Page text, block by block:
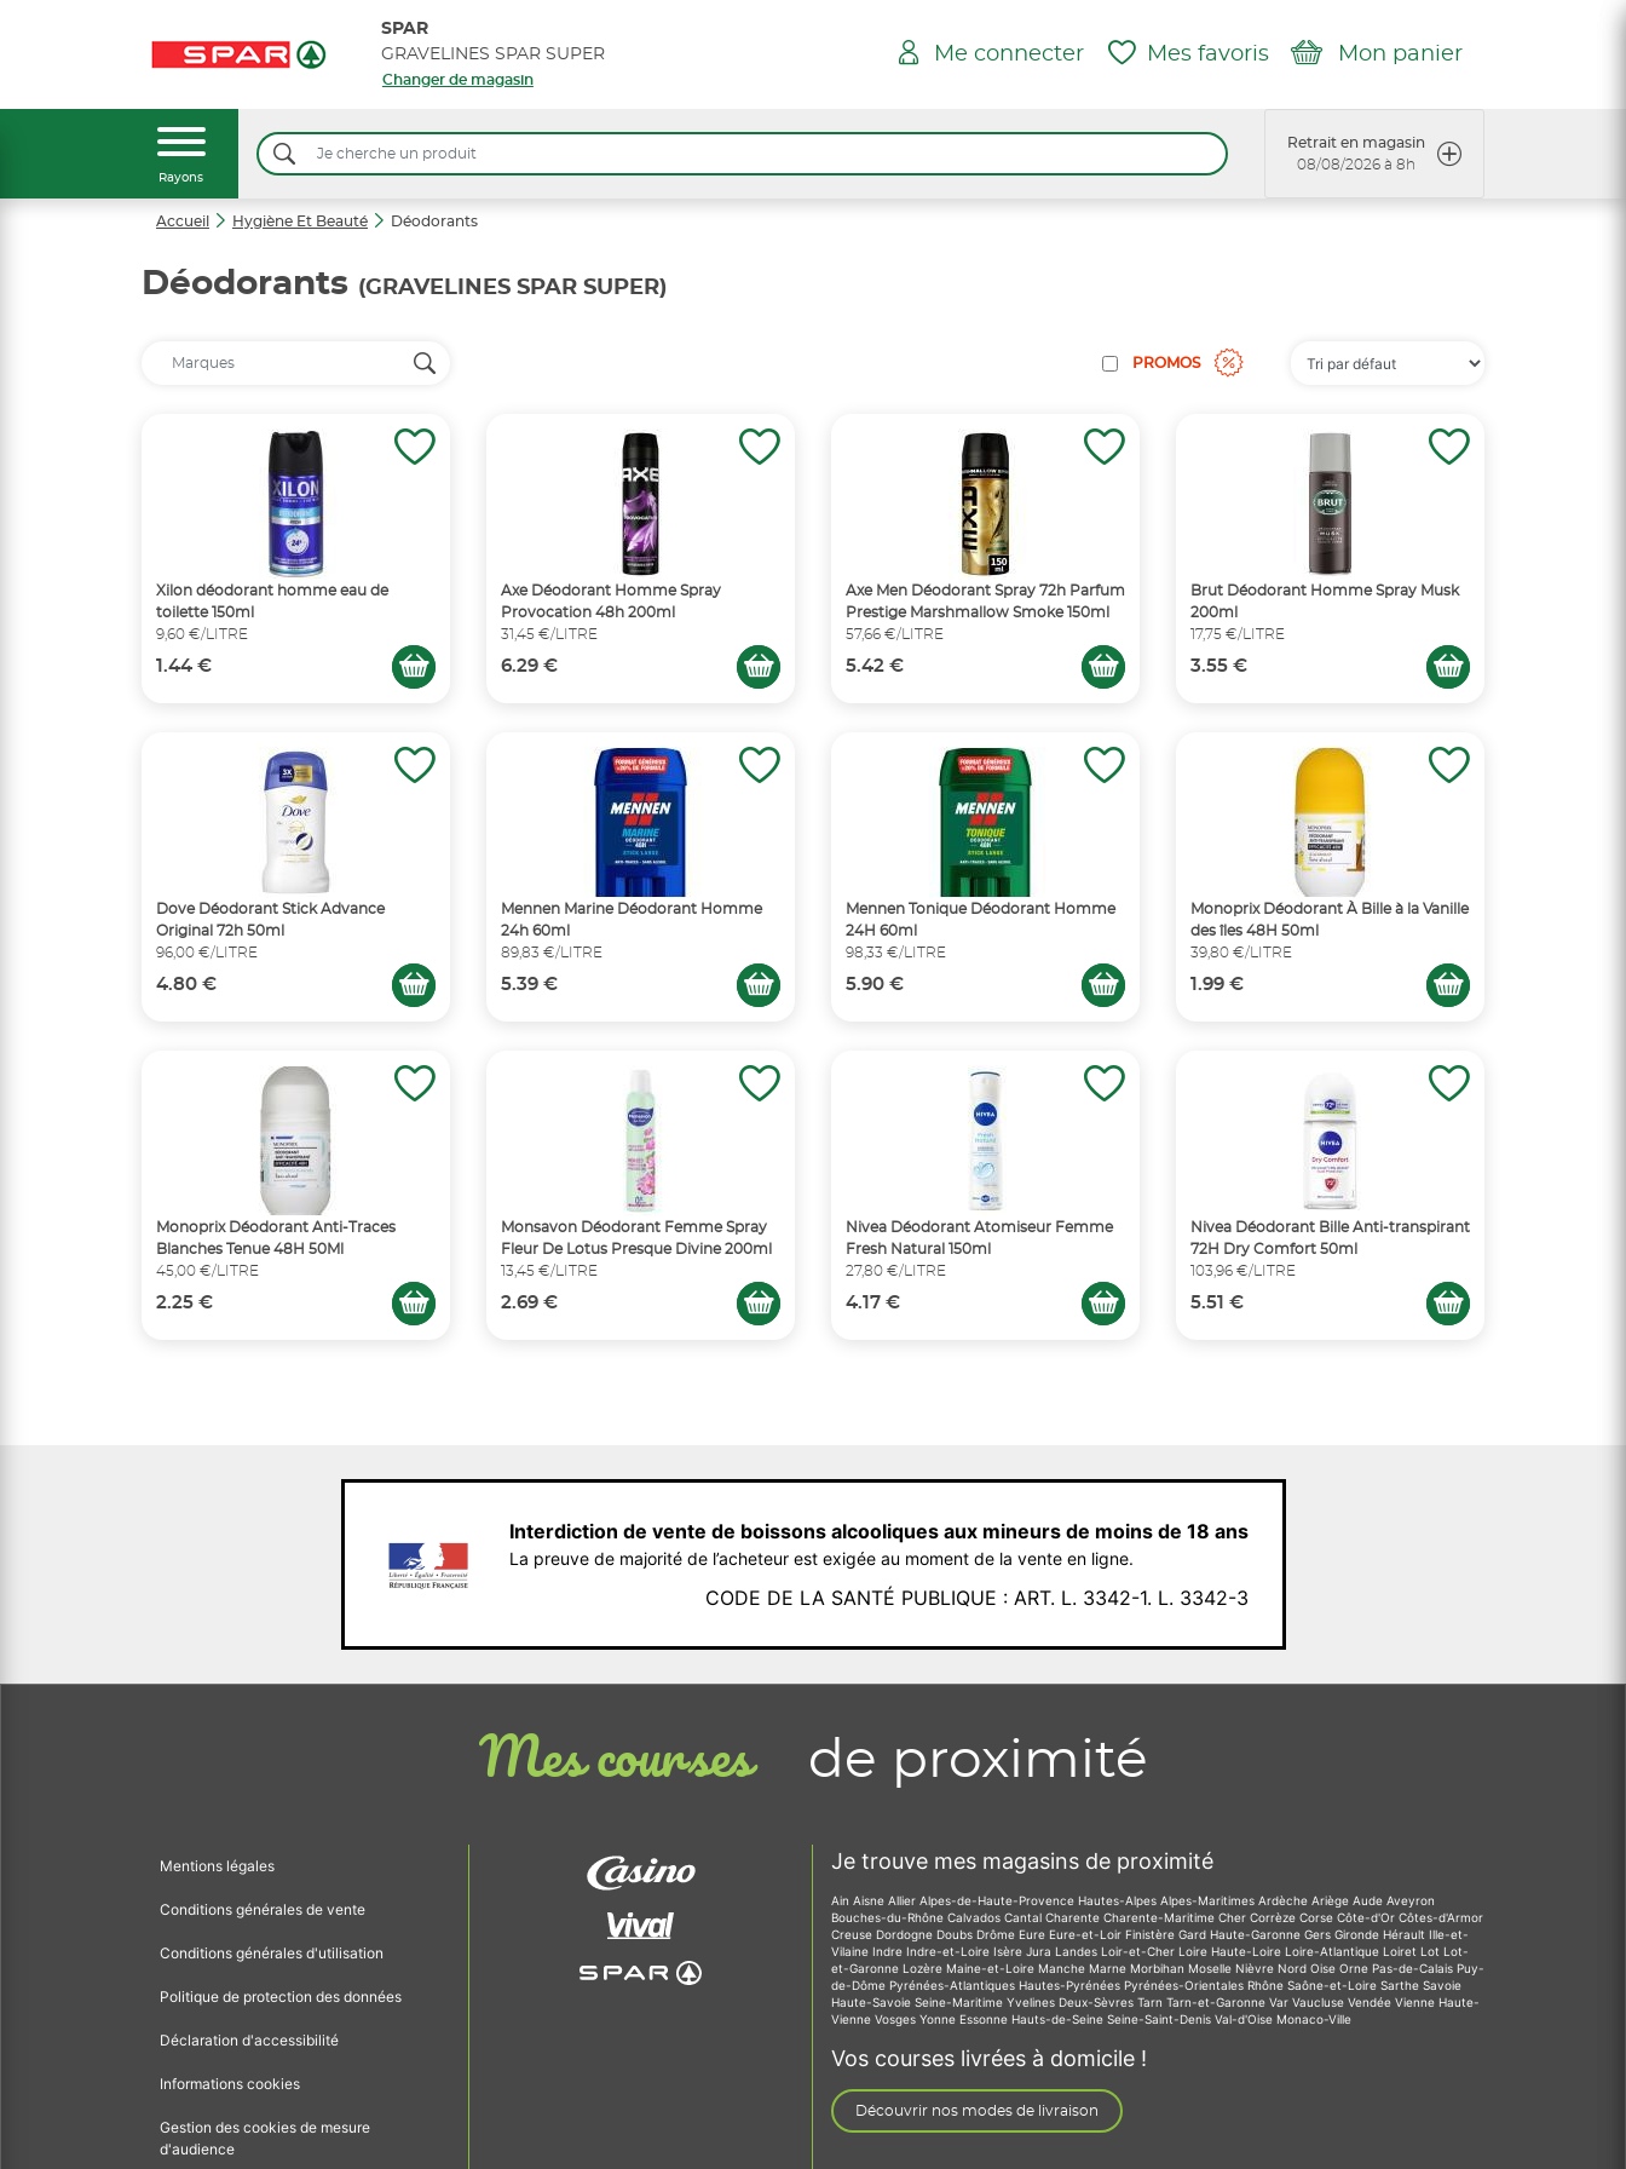
SPAR
GRAVELINES SPAR SUPER
Changer de magasin
Me connecter Mes favoris Mon panier
Rayons
Retrait en magasin
08/08/2026 à 8h
Accueil Hygiène Et Beauté Déodorants
Déodorants (GRAVELINES SPAR SUPER)
PROMOS
Xilon déodorant homme eau de
toilette 150ml
9,60 €/LITRE
1.44 €
Axe Déodorant Homme Spray
Provocation 48h 200ml
31,45 €/LITRE
6.29 €
Axe Men Déodorant Spray 72h Parfum
Prestige Marshmallow Smoke 150ml
57,66 €/LITRE
5.42 €
Brut Déodorant Homme Spray Musk
200ml
17,75 €/LITRE
3.55 €
Dove Déodorant Stick Advance
Original 72h 50ml
96,00 €/LITRE
4.80 €
Mennen Marine Déodorant Homme
24h 60ml
89,83 €/LITRE
5.39 €
Mennen Tonique Déodorant Homme
24H 60ml
98,33 €/LITRE
5.90 €
Monoprix Déodorant À Bille à la Vanille
des îles 48H 50ml
39,80 €/LITRE
1.99 €
Monoprix Déodorant Anti-Traces
Blanches Tenue 48H 50Ml
45,00 €/LITRE
2.25 €
Monsavon Déodorant Femme Spray
Fleur De Lotus Presque Divine 200ml
13,45 €/LITRE
2.69 €
Nivea Déodorant Atomiseur Femme
Fresh Natural 150ml
27,80 €/LITRE
4.17 €
Nivea Déodorant Bille Anti-transpirant
72H Dry Comfort 50ml
103,96 €/LITRE
5.51 €
Interdiction de vente de boissons alcooliques aux mineurs de moins de 18 ans
La preuve de majorité de l’acheteur est exigée au moment de la vente en ligne.
CODE DE LA SANTÉ PUBLIQUE : ART. L. 3342-1. L. 3342-3
Mes courses de proximité
Mentions légales
Conditions générales de vente
Conditions générales d'utilisation
Politique de protection des données
Déclaration d'accessibilité
Informations cookies
Gestion des cookies de mesure
d'audience
Je trouve mes magasins de proximité
Ain Aisne Allier Alpes-de-Haute-Provence Hautes-Alpes Alpes-Maritimes Ardèche Ariège Aude Aveyron
Bouches-du-Rhône Calvados Cantal Charente Charente-Maritime Cher Corrèze Corse Côte-d'Or Côtes-d'Armor
Creuse Dordogne Doubs Drôme Eure Eure-et-Loir Finistère Gard Haute-Garonne Gers Gironde Hérault Ille-et-
Vilaine Indre Indre-et-Loire Isère Jura Landes Loir-et-Cher Loire Haute-Loire Loire-Atlantique Loiret Lot Lot-
et-Garonne Lozère Maine-et-Loire Manche Marne Morbihan Moselle Nièvre Nord Oise Orne Pas-de-Calais Puy-
de-Dôme Pyrénées-Atlantiques Hautes-Pyrénées Pyrénées-Orientales Rhône Saône-et-Loire Sarthe Savoie
Haute-Savoie Seine-Maritime Yvelines Deux-Sèvres Tarn Tarn-et-Garonne Var Vaucluse Vendée Vienne Haute-
Vienne Vosges Yonne Essonne Hauts-de-Seine Seine-Saint-Denis Val-d'Oise Monaco-Ville
Vos courses livrées à domicile !
Découvrir nos modes de livraison